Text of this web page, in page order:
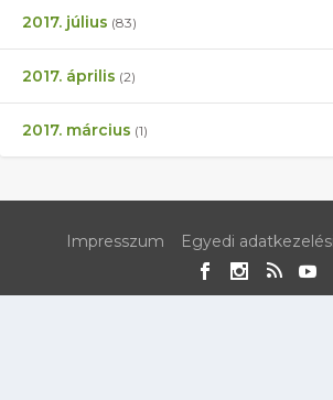
2017. július (83)
2017. április (2)
2017. március (1)
Impresszum Egyedi